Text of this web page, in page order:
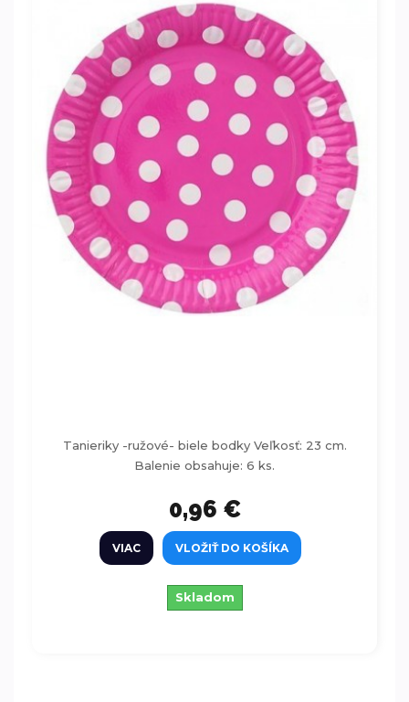
Tanieriky -ružové- biele bodky Veľkosť: 23 cm.
Balenie obsahuje: 6 ks.
0,96 €
VIAC VLOŽIŤ DO KOŠÍKA
Skladom